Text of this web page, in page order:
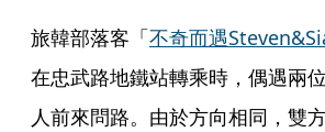
旅韓部落客「不奇而遇
在忠武路地鐵站轉乘時，偶遇兩
人前來問路。由於方向相同，雙